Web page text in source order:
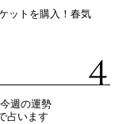
ットを購入！春気
週の運勢
占います